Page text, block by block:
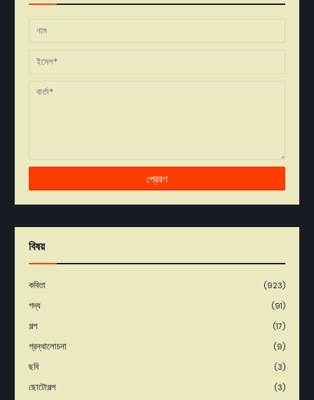
বিষয়
কবিতা (923)
গদ্য (91)
গল্প (17)
গ্রন্থালোচনা (9)
ছবি (3)
ছোটোগল্প (3)